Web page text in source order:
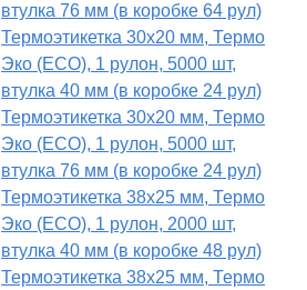
втулка 76 мм (в коробке 64 рул)
Термоэтикетка 30х20 мм, Термо
Эко (ECO), 1 рулон, 5000 шт,
втулка 40 мм (в коробке 24 рул)
Термоэтикетка 30х20 мм, Термо
Эко (ECO), 1 рулон, 5000 шт,
втулка 76 мм (в коробке 24 рул)
Термоэтикетка 38х25 мм, Термо
Эко (ECO), 1 рулон, 2000 шт,
втулка 40 мм (в коробке 48 рул)
Термоэтикетка 38х25 мм, Термо